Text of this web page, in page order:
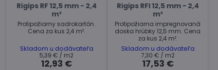
Rigips RF 12,5 mm - 2,4
m²
Protipožiarny sadrokartón.
Cena za kus 2,4 m².
Skladom u dodávateľa
12,93 €
5,39 € / m2
Rigips RFI 12,5 mm - 2,4
m²
Protipožiarna impregnovaná
doska hrúbky 12,5 mm. Cena
za kus 2,4 m².
Skladom u dodávateľa
17,53 €
7,30 € / m2